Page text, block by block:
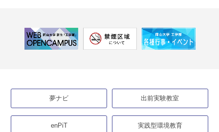
夢ナビ 出前実験教室
enPiT 実践型環境教育